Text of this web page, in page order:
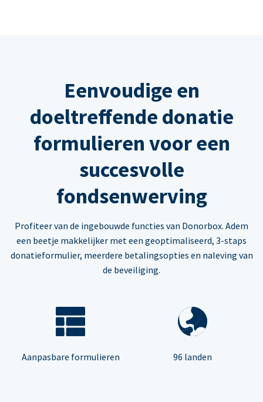
Eenvoudige en
doeltreffende donatie
formulieren voor een
succesvolle
fondsenwerving
Profiteer van de ingebouwde functies van Donorbox. Adem
een beetje makkelijker met een geoptimaliseerd, 3-staps
donatieformulier, meerdere betalingsopties en naleving van
de beveiliging.
Aanpasbare formulieren 96 landen